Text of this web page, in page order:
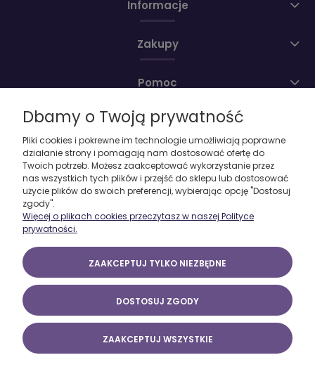
Informacje
Zakupy
Pomoc
Moje konto
O firmie
Dbamy o Twoją prywatność
Pliki cookies i pokrewne im technologie umożliwiają poprawne
działanie strony i pomagają nam dostosować ofertę do
Twoich potrzeb. Możesz zaakceptować wykorzystanie przez
nas wszystkich tych plików i przejść do sklepu lub dostosować
użycie plików do swoich preferencji, wybierając opcję "Dostosuj
zgody".
Więcej o plikach cookies przeczytasz w naszej Polityce
prywatności.
ZAAKCEPTUJ TYLKO NIEZBĘDNE
DOSTOSUJ ZGODY
ZAAKCEPTUJ WSZYSTKIE